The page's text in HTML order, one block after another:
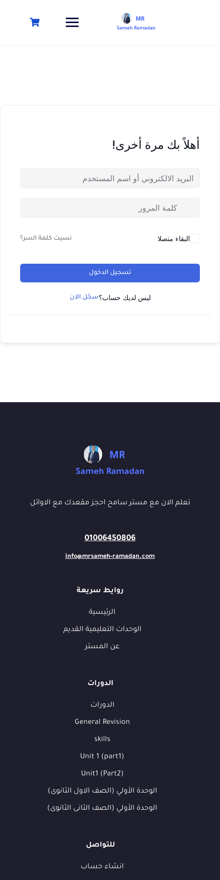
أهلاً بك مرة أخرى!
البقاء متصلا نسيت كلمة السر؟
تسجيل الدخول
ليس لديك حساب؟سجّل الآن
تعلم الان مع مستر سامح احجز مقعدك مع الاوائل
01006450806
info@mrsameh-ramadan.com
روايط سريعة
الرئيسية
الوحدات التعليمية القديم
عن المستر
الدورات
الدورات
General Revision
skills
Unit 1 (part1)
Unit1 (Part2)
الوحدة الأولي (الصف الاول الثانوى)
الوحدة الأولي (الصف الثانى الثانوى)
للتواصل
انشاء حساب